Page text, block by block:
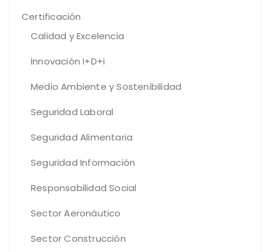
Certificación
Calidad y Excelencia
Innovación I+D+i
Medio Ambiente y Sostenibilidad
Seguridad Laboral
Seguridad Alimentaria
Seguridad Información
Responsabilidad Social
Sector Aeronáutico
Sector Construcción